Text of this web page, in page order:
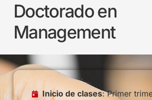
Doctorado en
Management
Inicio de clases: Primer